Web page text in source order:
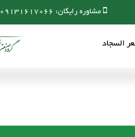
مشاوره رایگان: 09131617066
السجاد